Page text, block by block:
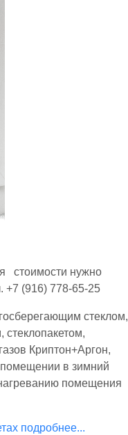
стоимости нужно
(916) 778-65-25
стеклом,
Криптон+Аргон,
помещении в зимний
помещения
подробнее...